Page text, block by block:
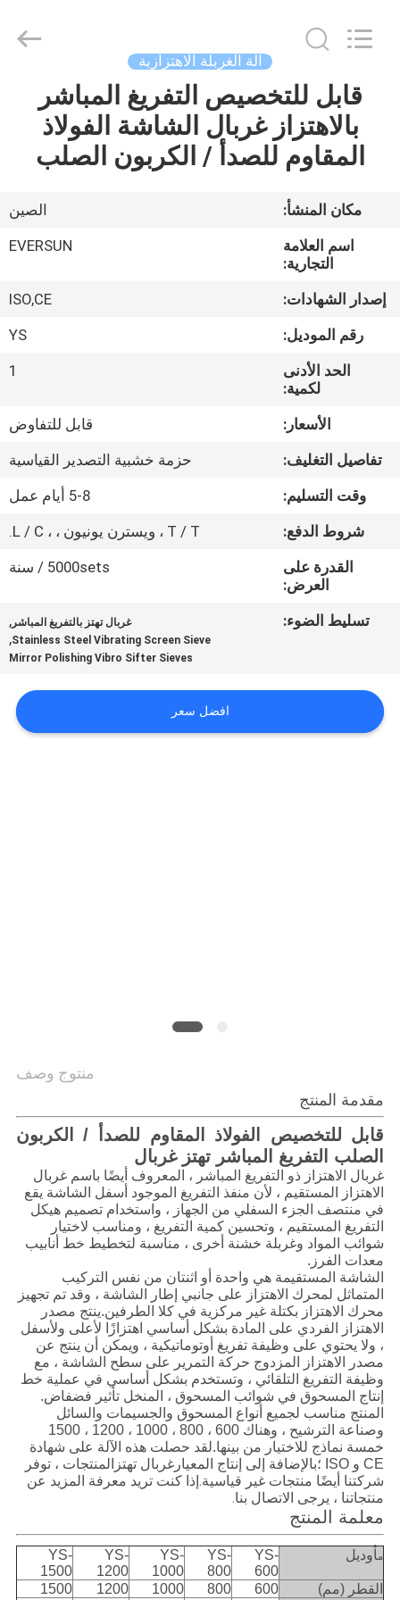
مسكن
منتجات
عرض
الواقع
الافتراضي
معلومات
في
المعمل
مراقبة
الجودة
اتصل
اطلب
اقتباس
آلة الغربلة الاهتزازية
قابل للتخصيص التفريغ المباشر
بالاهتزاز غربال الشاشة الفولاذ
المقاوم للصدأ / الكربون الصلب
مكان المنشأ:
الصين
اسم العلامة
التجارية:
EVERSUN
إصدار الشهادات:
ISO,CE
رقم الموديل:
YS
الحد الأدنى
لكمية:
1
الأسعار:
قابل للتفاوض
تفاصيل التغليف:
حزمة خشبية التصدير القياسية
وقت التسليم:
5-8 أيام عمل
شروط الدفع:
T / T ، ويسترن يونيون ، ، L / C.
القدرة على
العرض:
5000sets / سنة
تسليط الضوء: غربال تهتز بالتفريغ المباشر ,
Stainless Steel Vibrating Screen Sieve
,
Mirror Polishing Vibro Sifter Sieves
افضل سعر
منتوج وصف
مقدمة المنتج
قابل للتخصيص الفولاذ المقاوم للصدأ / الكربون
الصلب التفريغ المباشر تهتز غربال
غربال الاهتزاز ذو التفريغ المباشر ، المعروف أيضًا باسم غربال
الاهتزاز المستقيم ، لأن منفذ التفريغ الموجود أسفل الشاشة يقع
في منتصف الجزء السفلي من الجهاز ، واستخدام تصميم هيكل
التفريغ المستقيم ، وتحسين كمية التفريغ ، ومناسب لاختيار
شوائب المواد وغربلة خشنة أخرى ، مناسبة لتخطيط خط أنابيب
معدات الفرز.
الشاشة المستقيمة هي واحدة أو اثنتان من نفس التركيب
المتماثل لمحرك الاهتزاز على جانبي إطار الشاشة ، وقد تم تجهيز
محرك الاهتزاز بكتلة غير مركزية في كلا الطرفين.ينتج مصدر
الاهتزاز الفردي على المادة بشكل أساسي اهتزازًا لأعلى ولأسفل
، ولا يحتوي على وظيفة تفريغ أوتوماتيكية ، ويمكن أن ينتج عن
مصدر الاهتزاز المزدوج حركة التمرير على سطح الشاشة ، مع
وظيفة التفريغ التلقائي ، وتستخدم بشكل أساسي في عملية خط
إنتاج المسحوق في شوائب المسحوق ، المنخل تأثير فضفاض.
المنتج مناسب لجميع أنواع المسحوق والجسيمات والسائل
وصناعة الترشيح ، وهناك 600 ، 800 ، 1000 ، 1200 ، 1500
خمسة نماذج للاختيار من بينها.لقد حصلت هذه الآلة على شهادة
CE و ISO ؛بالإضافة إلى إنتاج المعيار
غربال تهتز المنتجات ، توفر
شركتنا أيضًا منتجات غير قياسية.إذا كنت تريد معرفة المزيد عن
منتجاتنا ، يرجى الاتصال بنا.
معلمة المنتج
مأوديل
YS-
600
YS-
800
YS-
1000
YS-
1200
YS-
1500
القطر (مم)
600
800
1000
1200
1500